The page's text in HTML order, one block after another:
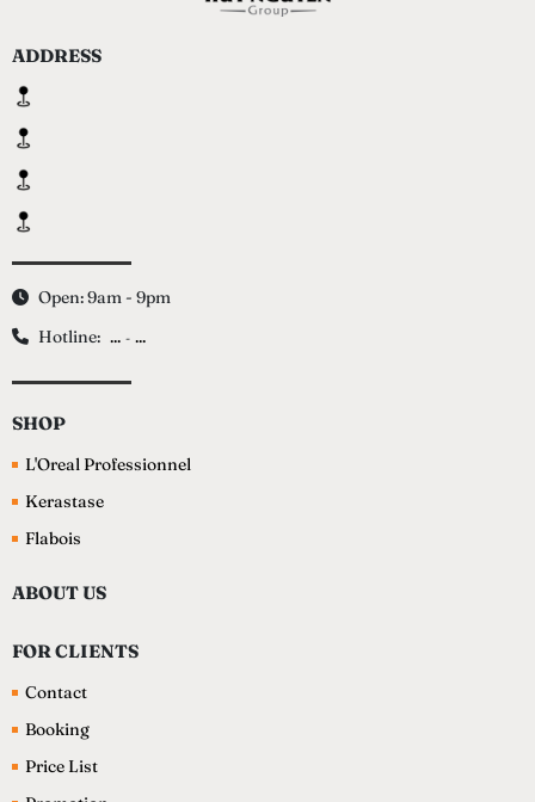
ADDRESS
Open: 9am - 9pm
Hotline: ... - ...
SHOP
L'Oreal Professionnel
Kerastase
Flabois
ABOUT US
FOR CLIENTS
Contact
Booking
Price List